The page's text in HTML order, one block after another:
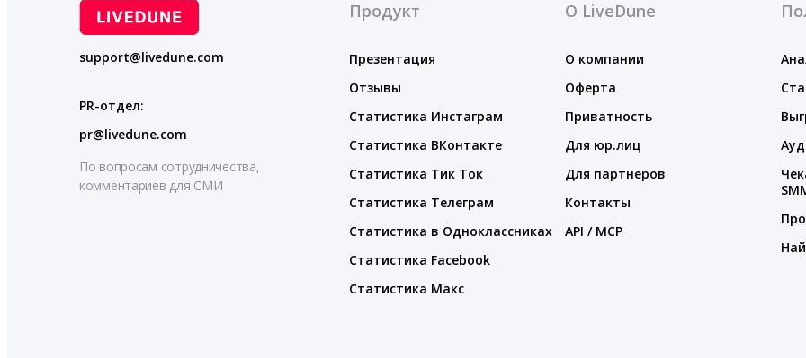
support@livedune.com
PR-отдел:
pr@livedune.com
По вопросам сотрудничества,
комментариев для СМИ
Продукт
Презентация
Отзывы
Статистика Инстаграм
Статистика ВКонтакте
Статистика Тик Ток
Статистика Телеграм
Статистика в Одноклассниках
Статистика Facebook
Статистика Макс
О LiveDune
О компании
Оферта
Приватность
Для юр.лиц
Для партнеров
Контакты
API / MCP